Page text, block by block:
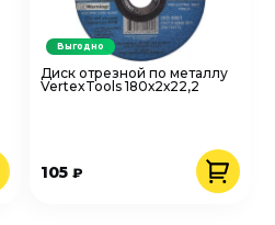
Диск отрезной по металлу
VertexTools 180х2х22,2
105₽
Выгодно